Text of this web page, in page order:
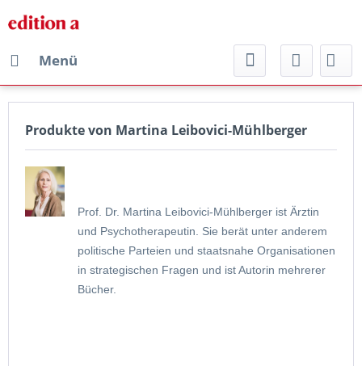
Menü
Produkte von Martina Leibovici-Mühlberger
Prof. Dr. Martina Leibovici-Mühlberger ist Ärztin
und Psychotherapeutin. Sie berät unter anderem
politische Parteien und staatsnahe Organisationen
in strategischen Fragen und ist Autorin mehrerer
Bücher.